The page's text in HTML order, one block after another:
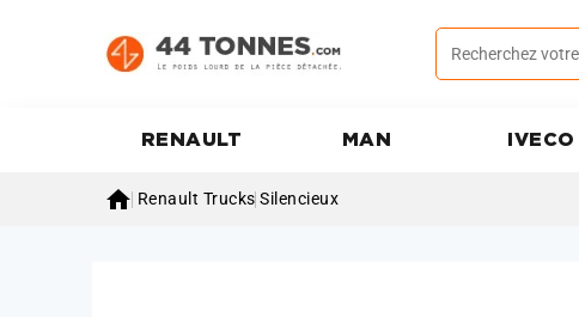
RENAULT MAN IVECO
 Renault Trucks Silencieux